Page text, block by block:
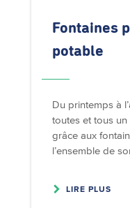
Fontaines
potable
Du printemps à
toutes et tous un
grâce aux
l’ensemble de
LIRE PLUS